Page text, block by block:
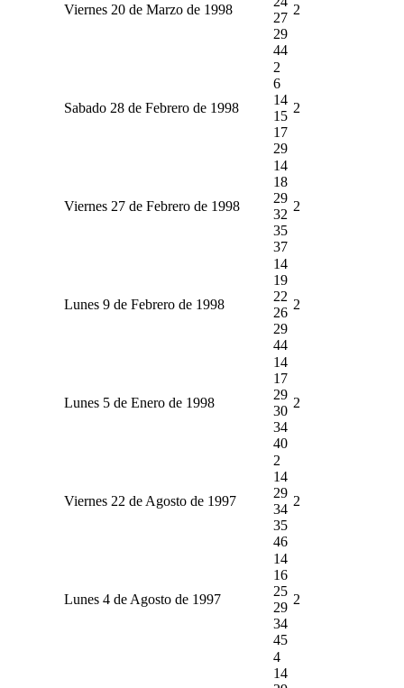
Viernes 20 de Marzo de 1998
27
29
44
2
Sabado 28 de Febrero de 1998
2
6
14
15
17
29
2
Viernes 27 de Febrero de 1998
14
18
29
32
35
37
2
Lunes 9 de Febrero de 1998
14
19
22
26
29
44
2
Lunes 5 de Enero de 1998
14
17
29
30
34
40
2
Viernes 22 de Agosto de 1997
2
14
29
34
35
46
2
Lunes 4 de Agosto de 1997
14
16
25
29
34
45
2
4
14